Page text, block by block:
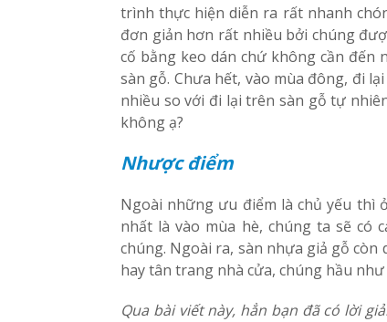
trình thực hiện diễn ra rất nhanh
đơn giản hơn rất nhiều bởi chúng
cố bằng keo dán chứ không cần đến
sàn gỗ. Chưa hết, vào mùa đông, đi
nhiều so với đi lại trên sàn gỗ tự
không ạ?
Nhược điểm
Ngoài những ưu điểm là chủ yếu thì
nhất là vào mùa hè, chúng ta sẽ có
chúng. Ngoài ra, sàn nhựa giả gỗ
hay tân trang nhà cửa, chúng hầu
Qua bài viết này, hẳn bạn đã có lời